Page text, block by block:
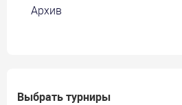
Архив
Выбрать турниры